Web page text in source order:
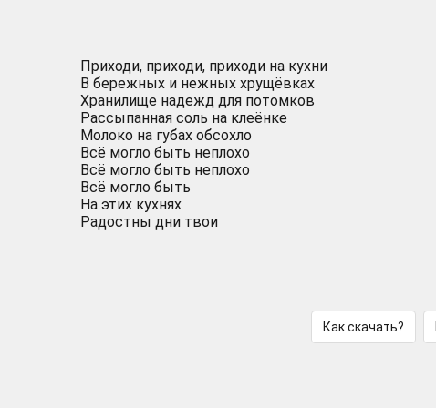
Приходи, приходи, приходи на кухни
В бережных и нежных хрущёвках
Хранилище надежд для потомков
Рассыпанная соль на клеёнке
Молоко на губах обсохло
Всё могло быть неплохо
Всё могло быть неплохо
Всё могло быть
На этих кухнях
Радостны дни твои
Как скачать?